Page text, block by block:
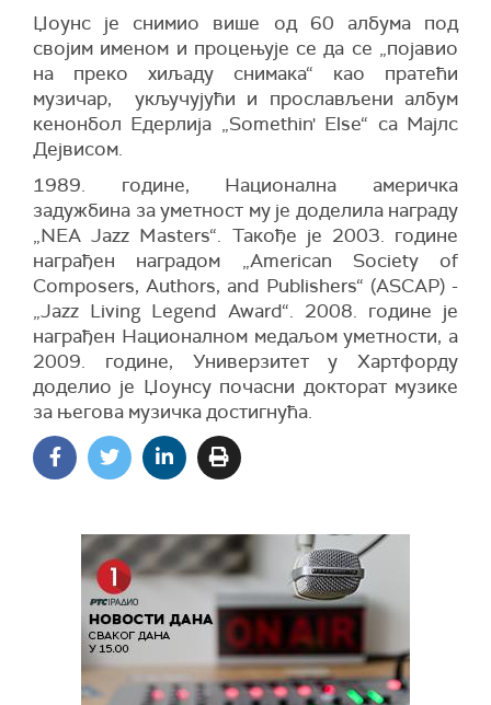
Џоунс је снимио више од 60 албума под
својим именом и процењује се да се „појавио
на преко хиљаду снимака“ као пратећи
музичар, укључујући и прослављени албум
кенонбол Едерлија „Somethin' Else“ са Мајлс
Дејвисом.
1989. године, Национална америчка
задужбина за уметност му је доделила награду
„NEA Jazz Masters“. Такође је 2003. године
награђен наградом „American Society of
Composers, Authors, and Publishers“ (ASCAP) -
„Jazz Living Legend Award“. 2008. године је
награђен Националном медаљом уметности, а
2009. године, Универзитет у Хартфорду
доделио је Џоунсу почасни докторат музике
за његова музичка достигнућа.